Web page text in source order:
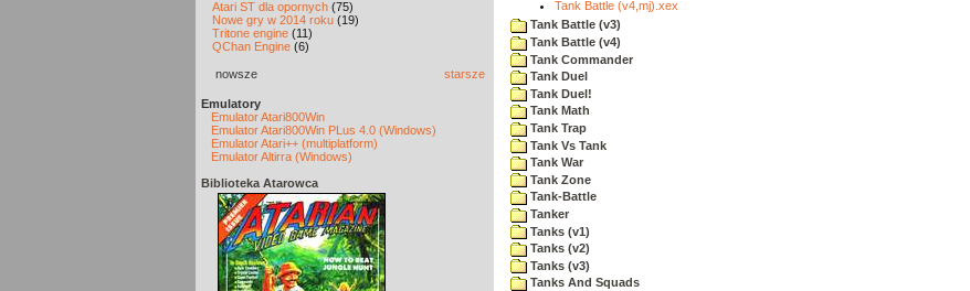
Atari ST dla opornych (75)
Nowe gry w 2014 roku (19)
Tritone engine (11)
QChan Engine (6)
nowsze starsze
Emulatory
Emulator Atari800Win
Emulator Atari800Win PLus 4.0 (Windows)
Emulator Atari++ (multiplatform)
Emulator Altirra (Windows)
Biblioteka Atarowca
Tank Battle (v4,mj).xex
Tank Battle (v3)
Tank Battle (v4)
Tank Commander
Tank Duel
Tank Duel!
Tank Math
Tank Trap
Tank Vs Tank
Tank War
Tank Zone
Tank-Battle
Tanker
Tanks (v1)
Tanks (v2)
Tanks (v3)
Tanks And Squads